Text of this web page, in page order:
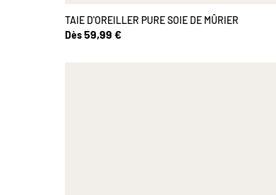
TAIE D'OREILLER PURE SOIE DE MÛRIER
Dès59,99 €